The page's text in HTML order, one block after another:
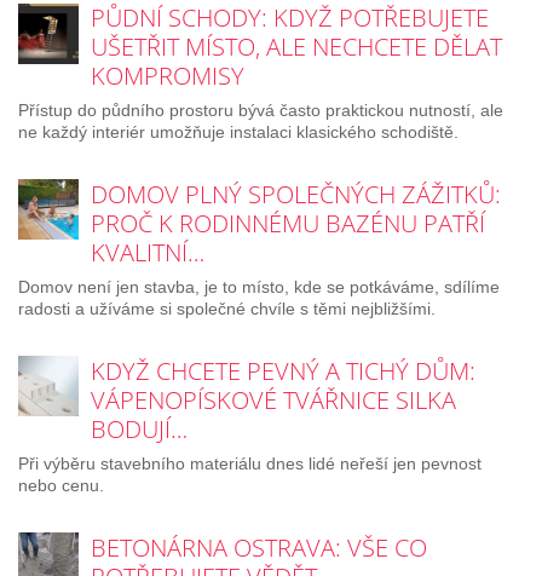
PŮDNÍ SCHODY: KDYŽ POTŘEBUJETE
UŠETŘIT MÍSTO, ALE NECHCETE DĚLAT
KOMPROMISY
Přístup do půdního prostoru bývá často praktickou nutností, ale
ne každý interiér umožňuje instalaci klasického schodiště.
DOMOV PLNÝ SPOLEČNÝCH ZÁŽITKŮ:
PROČ K RODINNÉMU BAZÉNU PATŘÍ
KVALITNÍ…
Domov není jen stavba, je to místo, kde se potkáváme, sdílíme
radosti a užíváme si společné chvíle s těmi nejbližšími.
KDYŽ CHCETE PEVNÝ A TICHÝ DŮM:
VÁPENOPÍSKOVÉ TVÁŘNICE SILKA
BODUJÍ…
Při výběru stavebního materiálu dnes lidé neřeší jen pevnost
nebo cenu.
BETONÁRNA OSTRAVA: VŠE CO